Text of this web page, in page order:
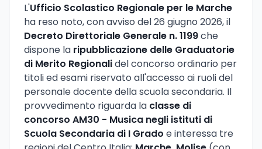
L'Ufficio Scolastico Regionale per le Marche
ha reso noto, con avviso del 26 giugno 2026, il
Decreto Direttoriale Generale n. 1199che
dispone la ripubblicazione delle Graduatorie
di Merito Regionalidel concorso ordinario per
titoli ed esami riservato all'accesso ai ruoli del
personale docente della scuola secondaria. Il
provvedimento riguarda la classe di
concorso AM30 - Musica negli istituti di
Scuola Secondaria di I Grado e interessa tre